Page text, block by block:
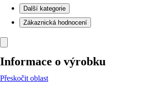
Další kategorie
Zákaznická hodnocení
Informace o výrobku
Přeskočit oblast